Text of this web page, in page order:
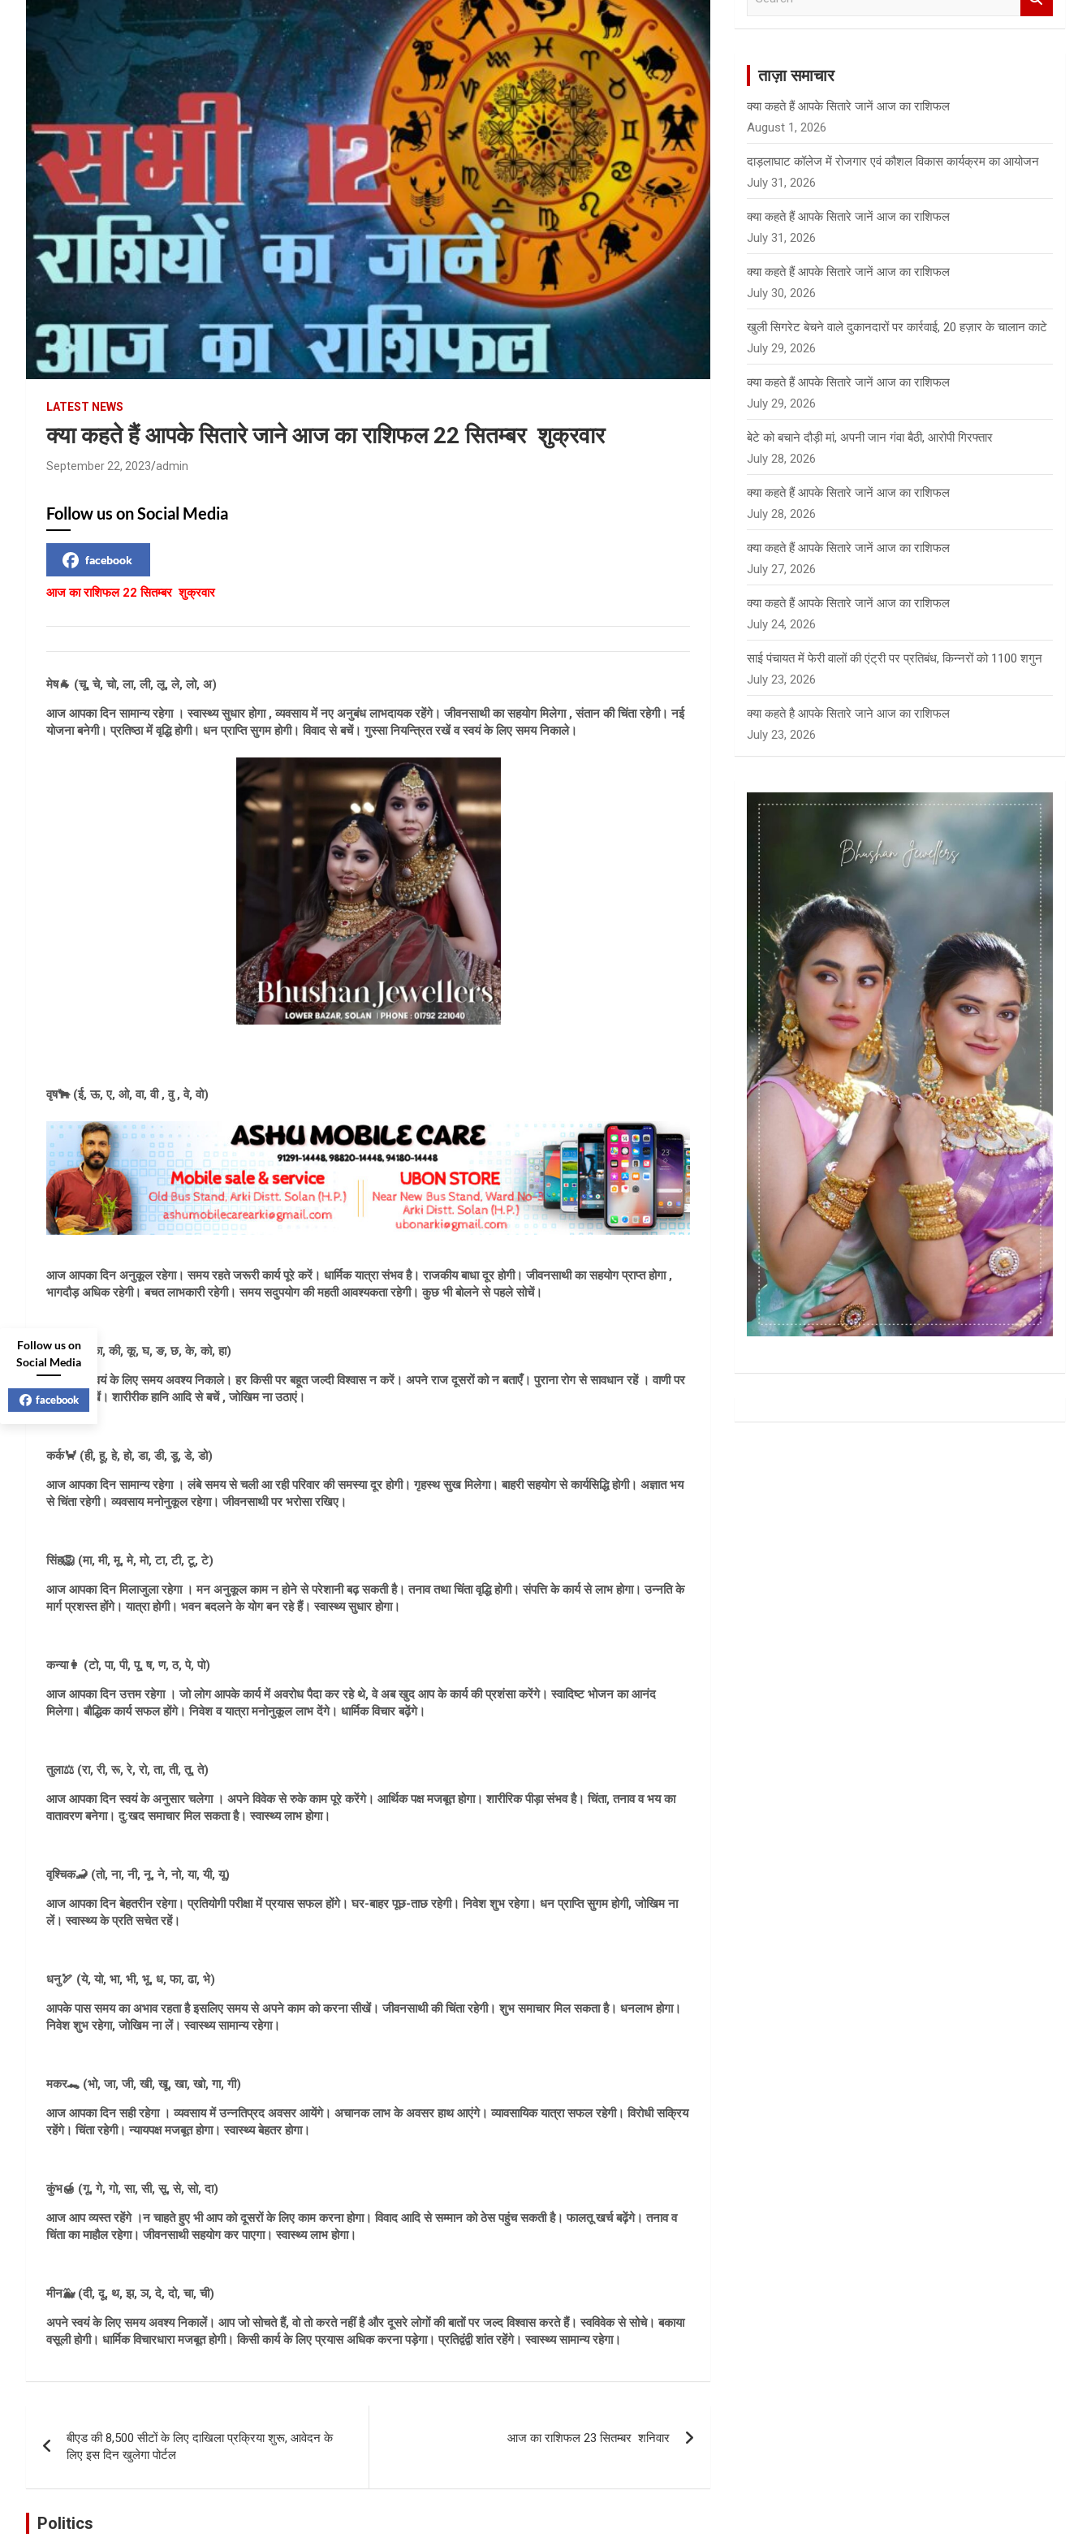
HP News.
LATEST NEWS
क्या कहते हैं आपके सितारे जाने आज का राशिफल 22 सितम्बर शुक्रवार
September 22, 2023 admin
Follow us on Social Media
facebook
आज का राशिफल 22 सितम्बर शुक्रवार
मेष🐐 (चू, चे, चो, ला, ली, लू, ले, लो, अ)
आज आपका दिन सामान्य रहेगा । स्वास्थ्य सुधार होगा , व्यवसाय में नए अनुबंध लाभदायक रहेंगे। जीवनसाथी का सहयोग मिलेगा , संतान की चिंता रहेगी। नई
योजना बनेगी। प्रतिष्ठा में वृद्धि होगी। धन प्राप्ति सुगम होगी। विवाद से बचें। गुस्सा नियन्त्रित रखें व स्वयं के लिए समय निकाले।
वृष🐂 (ई, ऊ, ए, ओ, वा, वी , वु , वे, वो)
आज आपका दिन अनुकूल रहेगा। समय रहते जरूरी कार्य पूरे करें। धार्मिक यात्रा संभव है। राजकीय बाधा दूर होगी। जीवनसाथी का सहयोग प्राप्त होगा ,
भागदौड़ अधिक रहेगी। बचत लाभकारी रहेगी। समय सदुपयोग की महती आवश्यकता रहेगी। कुछ भी बोलने से पहले सोचें।
मिथुन👫 (का, की, कू, घ, ङ, छ, के, को, हा)
आज आप स्वयं के लिए समय अवश्य निकाले। हर किसी पर बहूत जल्दी विश्वास न करें। अपने राज दूसरों को न बताएँ। पुराना रोग से सावधान रहें । वाणी पर
नियंत्रण रखें। शारीरीक हानि आदि से बचें , जोखिम ना उठाएं।
कर्क🦀 (ही, हू, हे, हो, डा, डी, डू, डे, डो)
आज आपका दिन सामान्य रहेगा । लंबे समय से चली आ रही परिवार की समस्या दूर होगी। गृहस्थ सुख मिलेगा। बाहरी सहयोग से कार्यसिद्धि होगी। अज्ञात भय
से चिंता रहेगी। व्यवसाय मनोनुकूल रहेगा। जीवनसाथी पर भरोसा रखिए।
सिंह🦁 (मा, मी, मू, मे, मो, टा, टी, टू, टे)
आज आपका दिन मिलाजुला रहेगा । मन अनुकूल काम न होने से परेशानी बढ़ सकती है। तनाव तथा चिंता वृद्धि होगी। संपत्ति के कार्य से लाभ होगा। उन्नति के
मार्ग प्रशस्त होंगे। यात्रा होगी। भवन बदलने के योग बन रहे हैं। स्वास्थ्य सुधार होगा।
कन्या👩 (टो, पा, पी, पू, ष, ण, ठ, पे, पो)
आज आपका दिन उत्तम रहेगा । जो लोग आपके कार्य में अवरोध पैदा कर रहे थे, वे अब खुद आप के कार्य की प्रशंसा करेंगे। स्वादिष्ट भोजन का आनं‍द
मिलेगा। बौद्धिक कार्य सफल होंगे। निवेश व यात्रा मनोनुकूल लाभ देंगे। धार्मिक विचार बढ़ेंगे।
तुला⚖️ (रा, री, रू, रे, रो, ता, ती, तू, ते)
आज आपका दिन स्वयं के अनुसार चलेगा । अपने विवेक से रुके काम पूरे करेंगे। आर्थिक पक्ष मजबूत होगा। शारीरिक पीड़ा संभव है। चिंता, तनाव व भय का
वातावरण बनेगा। दु:खद समाचार मिल सकता है। स्वास्थ्य लाभ होगा।
वृश्चिक🦂 (तो, ना, नी, नू, ने, नो, या, यी, यू)
आज आपका दिन बेहतरीन रहेगा। प्रतियोगी परीक्षा में प्रयास सफल होंगे। घर-बाहर पूछ-ताछ रहेगी। निवेश शुभ रहेगा। धन प्राप्ति सुगम होगी, जोखिम ना
लें। स्वास्थ्य के प्रति सचेत रहें।
धनु🏹 (ये, यो, भा, भी, भू, ध, फा, ढा, भे)
आपके पास समय का अभाव रहता है इसलिए समय से अपने काम को करना सीखें। जीवनसाथी की चिंता रहेगी। शुभ समाचार मिल सकता है। धनलाभ होगा।
निवेश शुभ रहेगा, जोखिम ना लें। स्वास्थ्य सामान्य रहेगा।
मकर🐊 (भो, जा, जी, खी, खू, खा, खो, गा, गी)
आज आपका दिन सही रहेगा । व्यवसाय में उन्नतिप्रद अवसर आयेंगे। अचानक लाभ के अवसर हाथ आएंगे। व्यावसायिक यात्रा सफल रहेगी। विरोधी सक्रिय
रहेंगे। चिंता रहेगी। न्यायपक्ष मजबूत होगा। स्वास्थ्य बेहतर होगा।
कुंभ🍯 (गू, गे, गो, सा, सी, सू, से, सो, दा)
आज आप व्यस्त रहेंगे ।न चाहते हुए भी आप को दूसरों के लिए काम करना होगा। विवाद आदि से सम्मान को ठेस पहुंच सकती है। फालतू खर्च बढ़ेंगे। तनाव व
चिंता का माहौल रहेगा। जीवनसाथी सहयोग कर पाएगा। स्वास्थ्य लाभ होगा।
मीन🐳 (दी, दू, थ, झ, ञ, दे, दो, चा, ची)
अपने स्वयं के लिए समय अवश्य निकालें। आप जो सोचते हैं, वो तो करते नहीं है और दूसरे लोगों की बातों पर जल्द विश्वास करते हैं। स्वविवेक से सोचे। बकाया
वसूली होगी। धार्मिक विचारधारा मजबूत होगी। किसी कार्य के लिए प्रयास अधिक करना पड़ेगा। प्रतिद्वंद्वी शांत रहेंगे। स्वास्थ्य सामान्य रहेगा।
navigation
बीएड की 8,500 सीटों के लिए दाखिला प्रक्रिया शुरू, आवेदन के
लिए इस दिन खुलेगा पोर्टल
आज का राशिफल 23 सितम्बर शनिवार
ताज़ा समाचार
क्या कहते हैं आपके सितारे जानें आज का राशिफल
August 1, 2026
दाड़लाघाट कॉलेज में रोजगार एवं कौशल विकास कार्यक्रम का आयोजन
July 31, 2026
क्या कहते हैं आपके सितारे जानें आज का राशिफल
July 31, 2026
क्या कहते हैं आपके सितारे जानें आज का राशिफल
July 30, 2026
खुली सिगरेट बेचने वाले दुकानदारों पर कार्रवाई, 20 हज़ार के चालान काटे
July 29, 2026
क्या कहते हैं आपके सितारे जानें आज का राशिफल
July 29, 2026
बेटे को बचाने दौड़ी मां, अपनी जान गंवा बैठी, आरोपी गिरफ्तार
July 28, 2026
क्या कहते हैं आपके सितारे जानें आज का राशिफल
July 28, 2026
क्या कहते हैं आपके सितारे जानें आज का राशिफल
July 27, 2026
क्या कहते हैं आपके सितारे जानें आज का राशिफल
July 24, 2026
साई पंचायत में फेरी वालों की एंट्री पर प्रतिबंध, किन्नरों को 1100 शगुन
July 23, 2026
क्या कहते है आपके सितारे जाने आज का राशिफल
July 23, 2026
Politics
Follow us on
Social Media
facebook